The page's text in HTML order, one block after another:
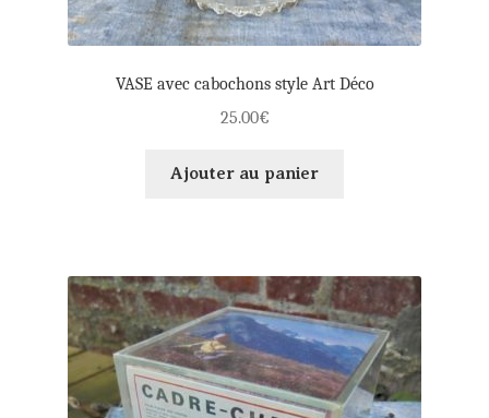
VASE avec cabochons style Art Déco
25.00€
Ajouter au panier